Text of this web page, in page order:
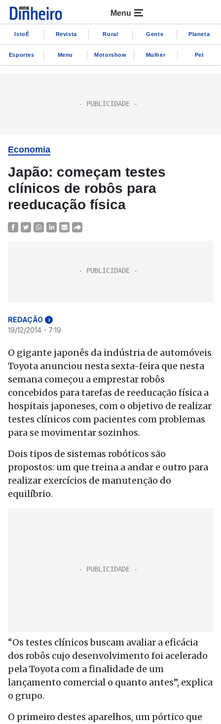
Menu
IstoÉ Revista Rural Gente Planeta
Esportes Menu Motorshow Mulher Pet
Economia
Japão: começam testes
clínicos de robôs para
reeducação física
REDAÇÃO i
19/12/2014 - 7:19
O gigante japonês da indústria de automóveis
Toyota anunciou nesta sexta-feira que nesta
semana começou a emprestar robôs
concebidos para tarefas de reeducação física a
hospitais japoneses, com o objetivo de realizar
testes clínicos com pacientes com problemas
para se movimentar sozinhos.
Dois tipos de sistemas robóticos são
propostos: um que treina a andar e outro para
realizar exercícios de manutenção do
equilíbrio.
“Os testes clínicos buscam avaliar a eficácia
dos robôs cujo desenvolvimento foi acelerado
pela Toyota com a finalidade de um
lançamento comercial o quanto antes”, explica
o grupo.
O primeiro destes aparelhos, um pórtico que